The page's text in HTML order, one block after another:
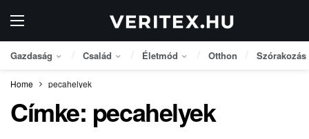
Gazdaság Család Életmód Otthon Szórakozás
Home pecahelyek
Címke: pecahelyek